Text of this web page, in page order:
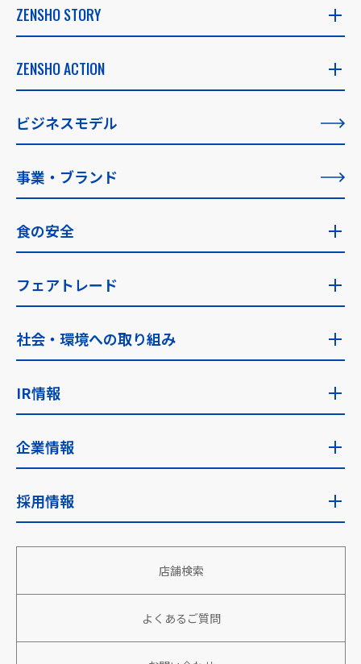
ZENSHO STORY
ZENSHO STORY
創業者メッセージ
理念の実現に向けて
ZENSHO ACTION
ZENSHO ACTION
ビジネスモデル
事業・ブランド
食の安全
食の安全トップ
食品安全検査
フェアトレード
フェアトレードトップ
フェアトレード取り組み国
社会・環境への取り組み
社会・環境への取り組みトップ
サステナビリティ推進体制
安全な食を安定的に世界へ
地域社会への貢献
働きがい、生きがいのある組織づくり
パートナーと共に成長、繁栄
IR情報
IR情報トップ
経営目標
株主向け情報
企業情報
企業情報トップ
採用情報
採用情報トップ
新卒採用
アルバイト・パート採用
店舗検索
よくあるご質問